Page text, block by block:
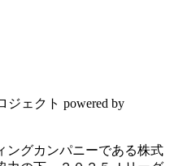
ジェクト powered by
ングカンパニーである株式